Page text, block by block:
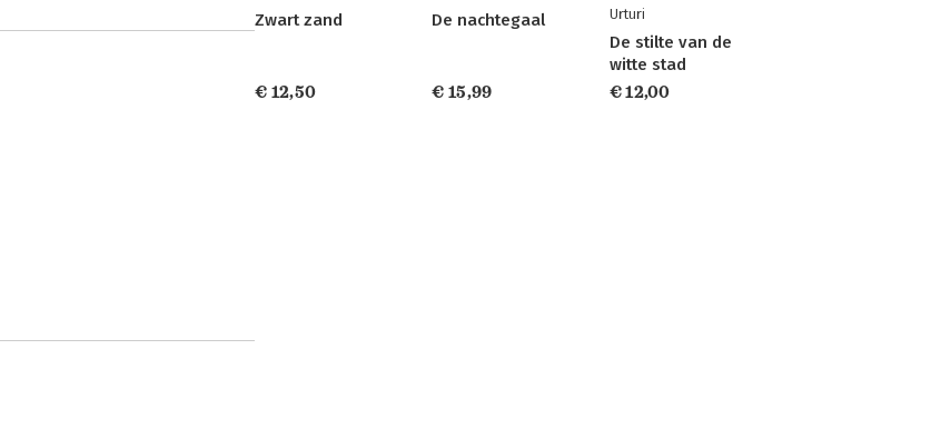
Zwart zand
€ 12,50
De nachtegaal
€ 15,99
Urturi
De stilte van de
witte stad
€ 12,00